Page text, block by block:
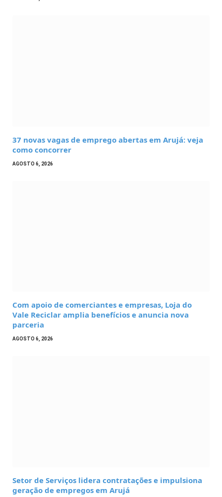
37 novas vagas de emprego abertas em Arujá: veja
como concorrer
AGOSTO 6, 2026
Com apoio de comerciantes e empresas, Loja do
Vale Reciclar amplia benefícios e anuncia nova
parceria
AGOSTO 6, 2026
​Setor de Serviços lidera contratações e impulsiona
geração de empregos em Arujá